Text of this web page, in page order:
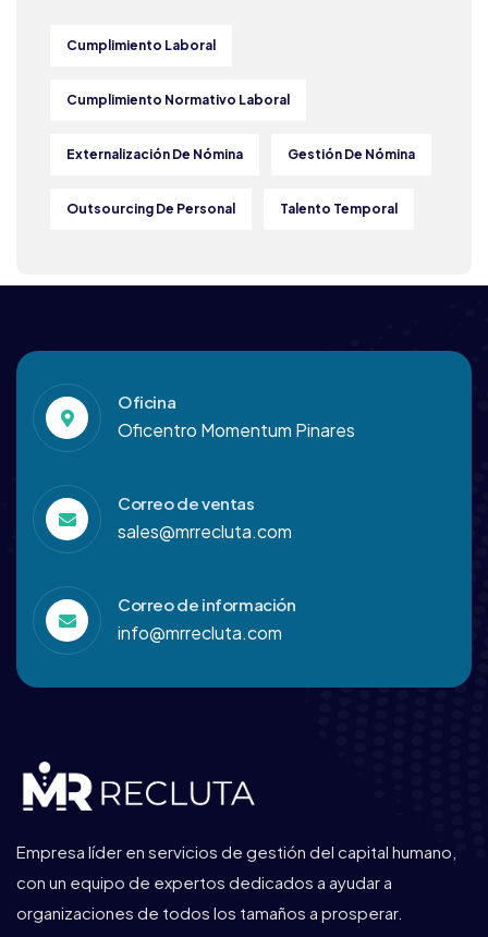
Cumplimiento Laboral
Cumplimiento Normativo Laboral
Externalización De Nómina Gestión De Nómina
Outsourcing De Personal Talento Temporal
Oficina
Oficentro Momentum Pinares
Correo de ventas
sales@mrrecluta.com
Correo de información
info@mrrecluta.com
Empresa líder en servicios de gestión del capital humano,
con un equipo de expertos dedicados a ayudar a
organizaciones de todos los tamaños a prosperar.